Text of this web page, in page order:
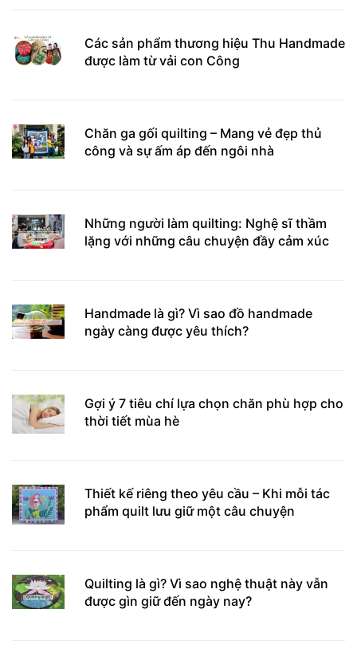
Các sản phẩm thương hiệu Thu Handmade
được làm từ vải con Công
Chăn ga gối quilting – Mang vẻ đẹp thủ
công và sự ấm áp đến ngôi nhà
Những người làm quilting: Nghệ sĩ thầm
lặng với những câu chuyện đầy cảm xúc
Handmade là gì? Vì sao đồ handmade
ngày càng được yêu thích?
Gợi ý 7 tiêu chí lựa chọn chăn phù hợp cho
thời tiết mùa hè
Thiết kế riêng theo yêu cầu – Khi mỗi tác
phẩm quilt lưu giữ một câu chuyện
Quilting là gì? Vì sao nghệ thuật này vẫn
được gìn giữ đến ngày nay?